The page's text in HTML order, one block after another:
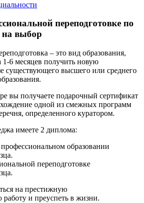
переподготовке по
на выбор
– это вид образования,
1-6 месяцев получить новую
существующего высшего или среднего
вы получаете подарочный сертификат
одной из смежных программ
определенного куратором.
имеете 2 диплома:
образовании
переподготовке
на престижную
и преуспеть в жизни.